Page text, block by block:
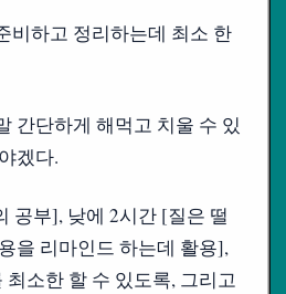
비하고 정리하는데 최소 한
간단하게 해먹고 치울 수 있
겠다.
공부], 낮에 2시간 [질은 떨
을 리마인드 하는데 활용],
최소한 할 수 있도록, 그리고